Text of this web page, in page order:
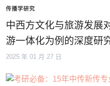
传播学研究
中西方文化与旅游发展
游一体化为例的深度研
2025 年 01 月 27 日